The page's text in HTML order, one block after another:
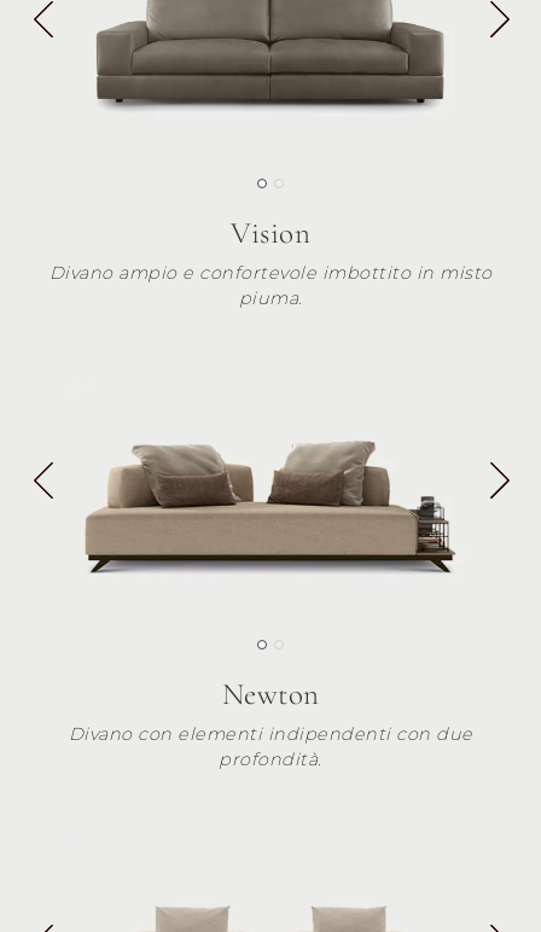
Vision
Divano ampio e confortevole imbottito in misto
piuma.
Newton
Divano con elementi indipendenti con due
profondità.